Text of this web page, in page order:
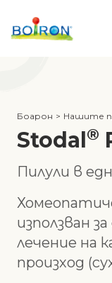
Боарон > Нашите
Stodal®
Пилули в
използван
лечение на
произход